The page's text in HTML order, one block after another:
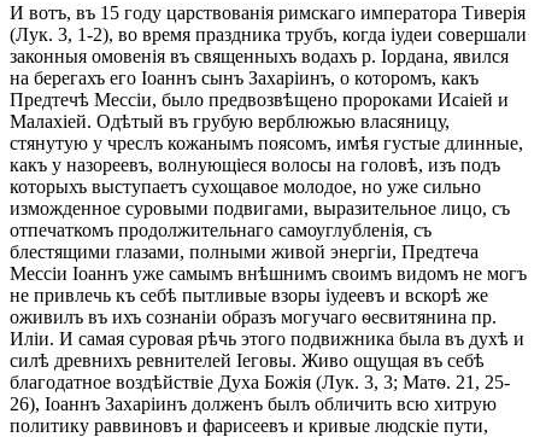
И вотъ, въ 15 году царствованія римскаго императора Тиверія
(Лук. 3, 1-2), во время праздника трубъ, когда іудеи совершали
законныя омовенія въ священныхъ водахъ р. Іордана, явился
на берегахъ его Іоаннъ сынъ Захаріинъ, о которомъ, какъ
Предтечѣ Мессіи, было предвозвѣщено пророками Исаіей и
Малахіей. Одѣтый въ грубую верблюжью власяницу,
стянутую у чреслъ кожанымъ поясомъ, имѣя густые длинные,
какъ у назореевъ, волнующіеся волосы на головѣ, изъ подъ
которыхъ выступаетъ сухощавое молодое, но уже сильно
изможденное суровыми подвигами, выразительное лицо, съ
отпечаткомъ продолжительнаго самоуглубленія, съ
блестящими глазами, полными живой энергіи, Предтеча
Мессіи Іоаннъ уже самымъ внѣшнимъ своимъ видомъ не могъ
не привлечь къ себѣ пытливые взоры іудеевъ и вскорѣ же
оживилъ въ ихъ сознаніи образъ могучаго ѳесвитянина пр.
Иліи. И самая суровая рѣчь этого подвижника была въ духѣ и
силѣ древнихъ ревнителей Іеговы. Живо ощущая въ себѣ
благодатное воздѣйствіе Духа Божія (Лук. 3, 3; Матѳ. 21, 25-
26), Іоаннъ Захаріинъ долженъ былъ обличить всю хитрую
политику раввиновъ и фарисеевъ и кривые людскіе пути,